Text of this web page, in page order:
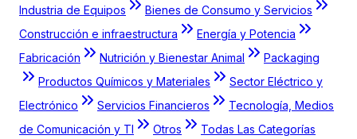
Industria de Equipos
Bienes de Consumo y Servicios
Construcción e infraestructura
Energía y Potencia
Fabricación
Nutrición y Bienestar Animal
Packaging
Productos Químicos y Materiales
Sector Eléctrico y
Electrónico
Servicios Financieros
Tecnología, Medios
de Comunicación y TI
Otros Todas Las Categorías